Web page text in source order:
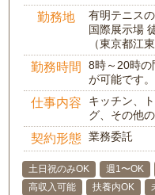
勤務地
有明テニス
国際展示場
（東京都江
勤務時間
8時～20時の
が可能です
仕事内容
キッチン、
グ、その他
契約形態 業務委託
土日祝のみOK 週1〜OK
高収入可能
扶養内OK